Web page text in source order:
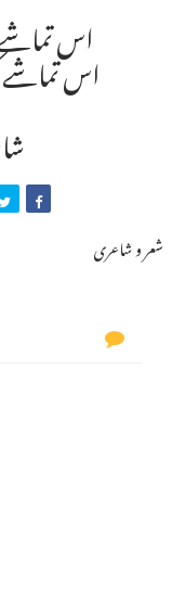
اس تماشے
اس تماشے
شعر و شاعری